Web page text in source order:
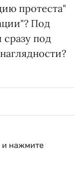
протеста"
Под
под
и нажмите